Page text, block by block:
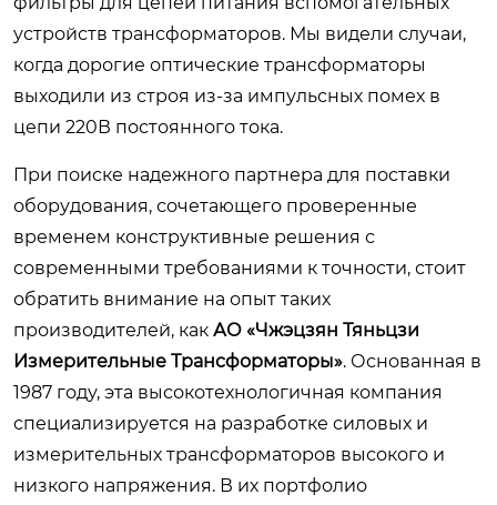
устройств трансформаторов. Мы видели случаи,
когда дорогие оптические трансформаторы
выходили из строя из-за импульсных помех в
цепи 220В постоянного тока.
При поиске надежного партнера для поставки
оборудования, сочетающего проверенные
временем конструктивные решения с
современными требованиями к точности, стоит
обратить внимание на опыт таких
производителей, как АО «Чжэцзян Тяньцзи
Измерительные Трансформаторы». Основанная в
1987 году, эта высокотехнологичная компания
специализируется на разработке силовых и
измерительных трансформаторов высокого и
низкого напряжения. В их портфолио